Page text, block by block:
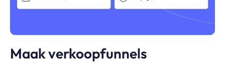
Maak verkoopfunnels